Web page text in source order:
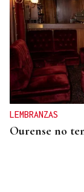
LEMBRANZAS
Ourense no